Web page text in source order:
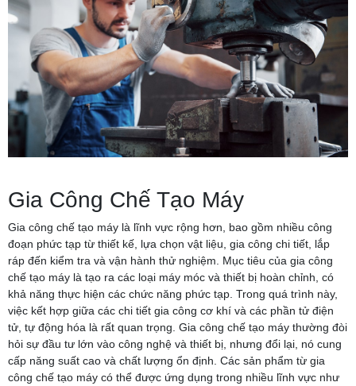
Gia Công Chế Tạo Máy
Gia công chế tạo máy là lĩnh vực rộng hơn, bao gồm nhiều công
đoạn phức tạp từ thiết kế, lựa chọn vật liệu, gia công chi tiết, lắp
ráp đến kiểm tra và vận hành thử nghiệm. Mục tiêu của gia công
chế tạo máy là tạo ra các loại máy móc và thiết bị hoàn chỉnh, có
khả năng thực hiện các chức năng phức tạp. Trong quá trình này,
việc kết hợp giữa các chi tiết gia công cơ khí và các phần tử điện
tử, tự động hóa là rất quan trọng. Gia công chế tạo máy thường đòi
hỏi sự đầu tư lớn vào công nghệ và thiết bị, nhưng đổi lại, nó cung
cấp năng suất cao và chất lượng ổn định. Các sản phẩm từ gia
công chế tạo máy có thể được ứng dụng trong nhiều lĩnh vực như